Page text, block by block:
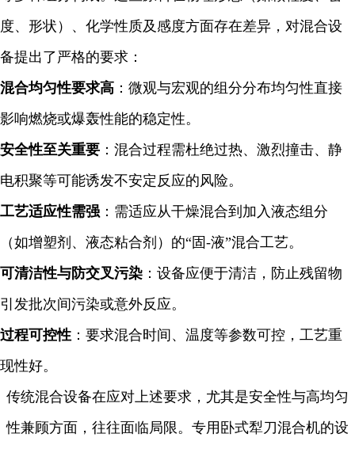
度、形状）、化学性质及感度方面存在差异，对混合设
备提出了严格的要求：
混合均匀性要求高 ：微观与宏观的组分分布均匀性直接
影响燃烧或爆轰性能的稳定性。
安全性至关重要 ：混合过程需杜绝过热、激烈撞击、静
电积聚等可能诱发不安定反应的风险。
工艺适应性需强 ：需适应从干燥混合到加入液态组分
（如增塑剂、液态粘合剂）的“固-液”混合工艺。
可清洁性与防交叉污染 ：设备应便于清洁，防止残留物
引发批次间污染或意外反应。
过程可控性 ：要求混合时间、温度等参数可控，工艺重
现性好。
传统混合设备在应对上述要求，尤其是安全性与高均匀
性兼顾方面，往往面临局限。专用卧式犁刀混合机的设